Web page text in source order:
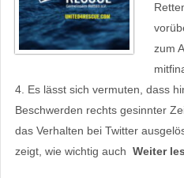
zum
4. Es lässt sich vermuten, dass
Beschwerden rechts gesinnter
das Verhalten bei Twitter
zeigt, wie wichtig auch Weiter